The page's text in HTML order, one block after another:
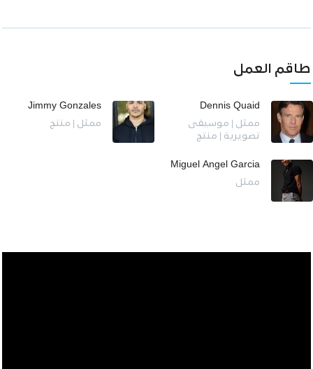
طاقم العمل
Dennis Quaid
ممثل | موسيقى
تصويرية | منتج
Jimmy Gonzales
ممثل | منتج
Miguel Angel Garcia
ممثل